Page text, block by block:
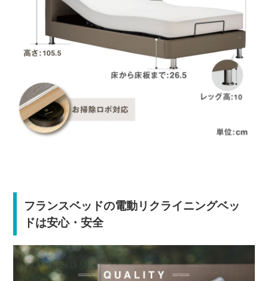
フランスベッドの電動リクライニングベッ
ドは安心・安全